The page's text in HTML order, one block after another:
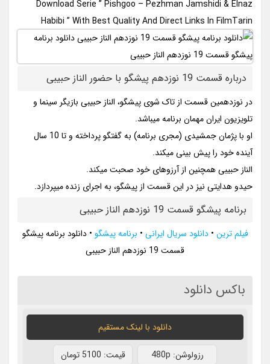
Download Serie ” Pishgoo – Pezhman Jamshidi & Elnaz
Habibi ” With Best Quality And Direct Links In FilmTarin
درباره قسمت 19 نوزدهم پیشگو با حضور الناز حبیبی
در نوزدهمین قسمت از تاک شوی پیشگو، الناز حبیبی بازیگر سینما و
تلویزیون ایران مهمان برنامه میباشد.
او با پژمان جمشیدی (مجری برنامه) به گفتگو پرداخته و تا 10 سال
آینده خود را پیش بینی میکند.
الناز حبیبی همچنین از آرزوهای خود صحبت میکند.
حیدو هدایتی نیز در این قسمت از پیشگو، به اجرای زنده میپردازد.
برنامه پیشگو قسمت 19 نوزدهم الناز حبیبی
فیلم ترین •دانلود سریال ایرانی • برنامه پیشگو •دانلود برنامه پیشگو
قسمت 19 نوزدهم الناز حبیبی
باکس دانلود
دانلود با لينک مستقيم
رزولوشن: 480p قيمت: 5100 تومان